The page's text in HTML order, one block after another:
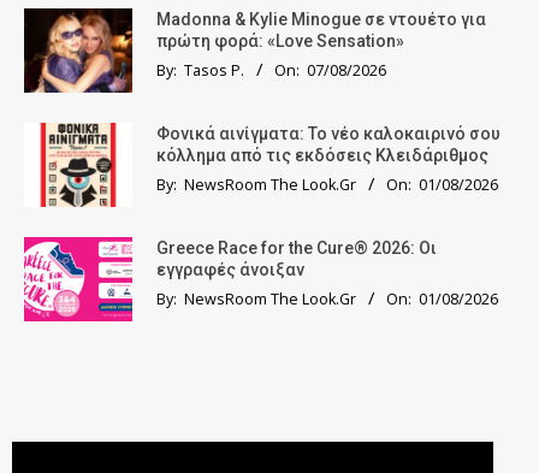
Madonna & Kylie Minogue σε ντουέτο για
πρώτη φορά: «Love Sensation»
By: Tasos P. On: 07/08/2026
Φονικά αινίγματα: Το νέο καλοκαιρινό σου
κόλλημα από τις εκδόσεις Κλειδάριθμος
By: NewsRoom The Look.Gr On: 01/08/2026
Greece Race for the Cure® 2026: Οι
εγγραφές άνοιξαν
By: NewsRoom The Look.Gr On: 01/08/2026